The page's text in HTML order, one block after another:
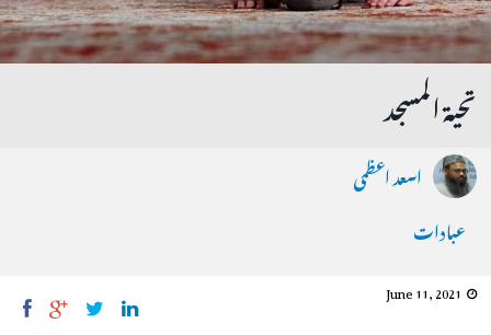
تحیۃ المسجد
اسعد اعظمی
عبادات
June 11, 2021